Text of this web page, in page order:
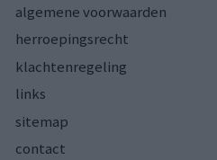
algemene voorwaarden
herroepingsrecht
klachtenregeling
links
sitemap
contact